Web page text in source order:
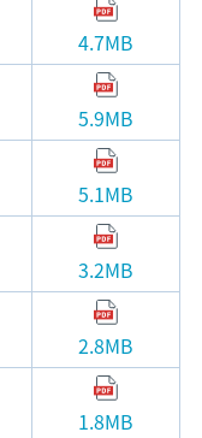
4.7MB
5.9MB
5.1MB
3.2MB
2.8MB
1.8MB